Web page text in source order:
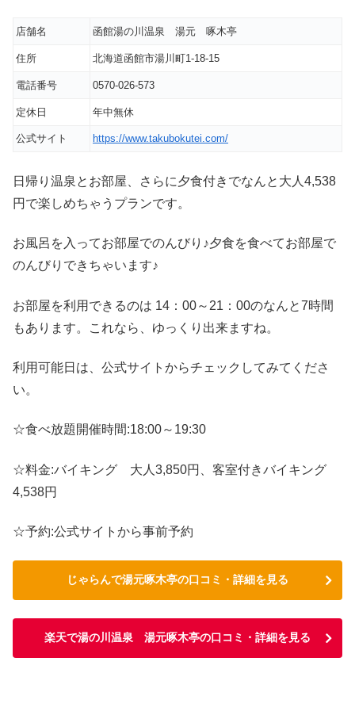
店舗名 函館湯の川温泉 湯元 啄木亭
住所 北海道函館市湯川町1-18-15
電話番号 0570-026-573
定休日 年中無休
公式サイト https://www.takubokutei.com/
日帰り温泉とお部屋、さらに夕食付きでなんと大人4,538
円で楽しめちゃうプランです。
お風呂を入ってお部屋でのんびり♪夕食を食べてお部屋で
のんびりできちゃいます♪
お部屋を利用できるのは 14：00～21：00のなんと7時間
もあります。これなら、ゆっくり出来ますね。
利用可能日は、公式サイトからチェックしてみてくださ
い。
☆食べ放題開催時間:18:00～19:30
☆料金:バイキング 大人3,850円、客室付きバイキング
4,538円
☆予約:公式サイトから事前予約
じゃらんで湯元啄木亭の口コミ・詳細を見る
楽天で湯の川温泉 湯元啄木亭の口コミ・詳細を見る